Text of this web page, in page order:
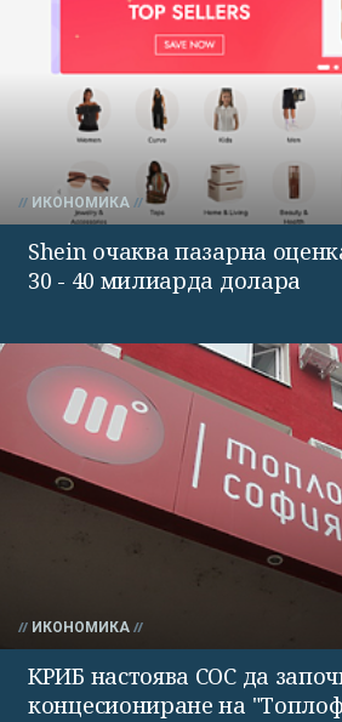
ИКОНОМИКА
Shein очаква пазарна
30 - 40 милиарда долара
ИКОНОМИКА
КРИБ настоява СОС да
концесиониране на